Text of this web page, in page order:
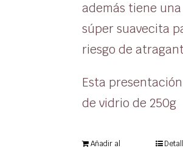
además tiene
súper suavecita
riesgo de
Esta
de vidrio de 250g
Añadir al